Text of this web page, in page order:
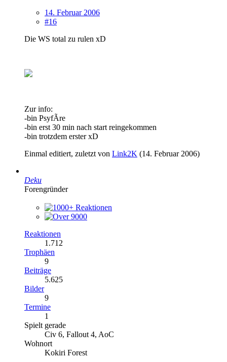
14. Februar 2006
#16
Die WS total zu rulen xD
Zur info:
-bin PsyfÃ­re
-bin erst 30 min nach start reingekommen
-bin trotzdem erster xD
Einmal editiert, zuletzt von Link2K (14. Februar 2006)
Deku
Forengründer
Reaktionen
1.712
Trophäen
9
Beiträge
5.625
Bilder
9
Termine
1
Spielt gerade
Civ 6, Fallout 4, AoC
Wohnort
Kokiri Forest